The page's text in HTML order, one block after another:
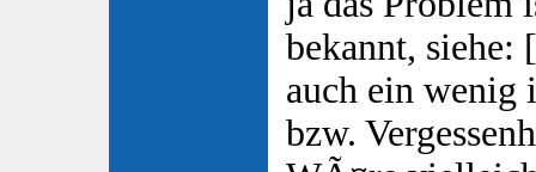
bekannt, siehe: [
auch ein wenig
bzw.